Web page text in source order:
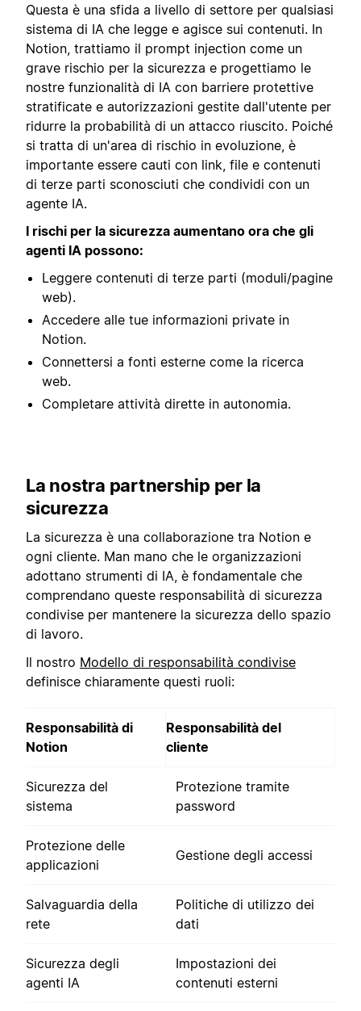
Questa è una sfida a livello di settore per qualsiasi
sistema di IA che legge e agisce sui contenuti. In
Notion, trattiamo il prompt injection come un
grave rischio per la sicurezza e progettiamo le
nostre funzionalità di IA con barriere protettive
stratificate e autorizzazioni gestite dall'utente per
ridurre la probabilità di un attacco riuscito. Poiché
si tratta di un'area di rischio in evoluzione, è
importante essere cauti con link, file e contenuti
di terze parti sconosciuti che condividi con un
agente IA.
I rischi per la sicurezza aumentano ora che gli
agenti IA possono:
Leggere contenuti di terze parti (moduli/pagine
web).
Accedere alle tue informazioni private in
Notion.
Connettersi a fonti esterne come la ricerca
web.
Completare attività dirette in autonomia.
La nostra partnership per la
sicurezza
La sicurezza è una collaborazione tra Notion e
ogni cliente. Man mano che le organizzazioni
adottano strumenti di IA, è fondamentale che
comprendano queste responsabilità di sicurezza
condivise per mantenere la sicurezza dello spazio
di lavoro.
Il nostro Modello di responsabilità condivise
definisce chiaramente questi ruoli:
Responsabilità di
Notion
Responsabilità del
cliente
Sicurezza del
sistema
Protezione tramite
password
Protezione delle
applicazioni
Gestione degli accessi
Salvaguardia della
rete
Politiche di utilizzo dei
dati
Sicurezza degli
agenti IA
Impostazioni dei
contenuti esterni